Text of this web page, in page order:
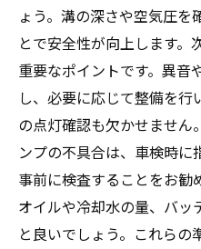
ょう。溝の深さや空気圧を
とで安全性が向上します。
重要なポイントです。異音
し、必要に応じて整備を
の点灯確認も欠かせません
ンプの不具合は、車検時に
事前に検査することをお勧
オイルや冷却水の量、バッ
と良いでしょう。これらの